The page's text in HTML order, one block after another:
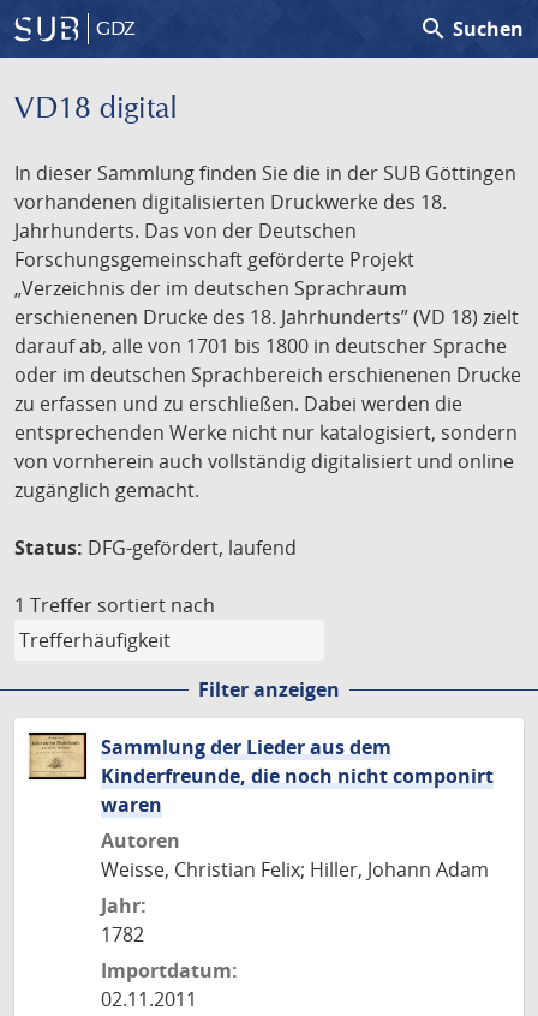
GDZ search Suchen
VD18 digital
In dieser Sammlung finden Sie die in der SUB Göttingen
vorhandenen digitalisierten Druckwerke des 18.
Jahrhunderts. Das von der Deutschen
Forschungsgemeinschaft geförderte Projekt
„Verzeichnis der im deutschen Sprachraum
erschienenen Drucke des 18. Jahrhunderts” (VD 18) zielt
darauf ab, alle von 1701 bis 1800 in deutscher Sprache
oder im deutschen Sprachbereich erschienenen Drucke
zu erfassen und zu erschließen. Dabei werden die
entsprechenden Werke nicht nur katalogisiert, sondern
von vornherein auch vollständig digitalisiert und online
zugänglich gemacht.
Status: DFG-gefördert, laufend
1 Treffer sortiert nach
Filter anzeigen
Sammlung der Lieder aus dem
Kinderfreunde, die noch nicht componirt
waren
Autoren
Weisse, Christian Felix; Hiller, Johann Adam
Jahr:
1782
Importdatum:
02.11.2011